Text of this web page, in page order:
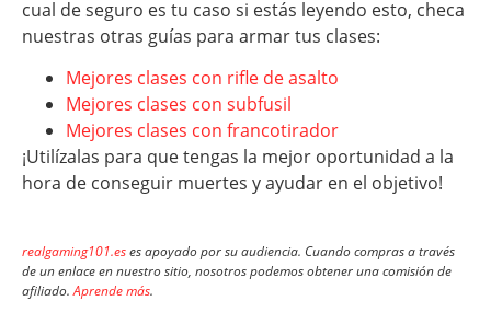
cual de seguro es tu caso si estás leyendo esto, checa
nuestras otras guías para armar tus clases:
Mejores clases con rifle de asalto
Mejores clases con subfusil
Mejores clases con francotirador
¡Utilízalas para que tengas la mejor oportunidad a la
hora de conseguir muertes y ayudar en el objetivo!
realgaming101.eses apoyado por su audiencia. Cuando compras a través
de un enlace en nuestro sitio, nosotros podemos obtener una comisión de
afiliado.Aprende más.